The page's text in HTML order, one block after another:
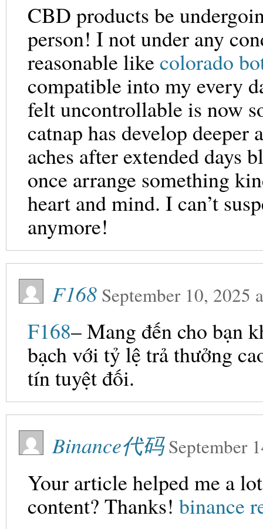
CBD products be
person! I not under any
reasonable like colorado
compatible into my every
felt uncontrollable is now
catnap has develop
aches after extended days
once arrange something
heart and mind. I can’t
anymore!
F168 September 10, 2025
F168– Mang đến cho bạn
bạch với tỷ lệ trả thưởng
tín tuyệt đối.
Binance代码 September
Your article helped me a
content? Thanks! binance